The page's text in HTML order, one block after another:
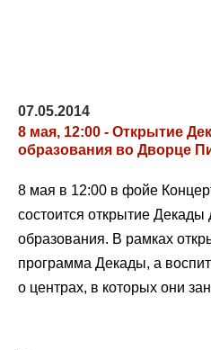
07.05.2014
8 мая, 12:00 - Открытие
образования во Дворце
8 мая в 12:00 в фойе
состоится открытие Декады
образования. В рамках
программа Декады, а
о центрах, в которых они